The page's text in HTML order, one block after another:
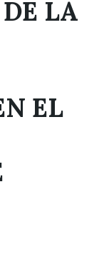
LA
EL